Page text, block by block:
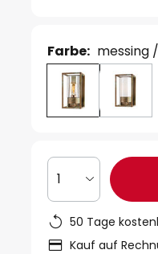
Farbe: messing
1
50 Tage
Kauf auf